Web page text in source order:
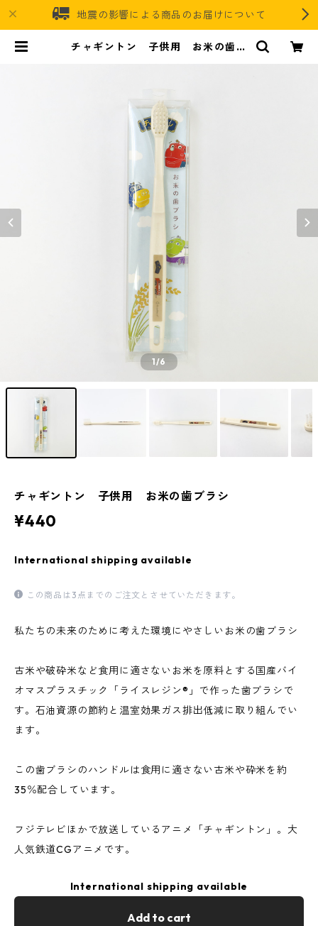
地震の影響による商品のお届けについて
チャギントン 子供用 お米の歯ブ
1/6
チャギントン 子供用 お米の歯ブラシ
¥440
International shipping available
この商品は3点までのご注文とさせていただきます。
私たちの未来のために考えた環境にやさしいお米の歯ブラシ
古米や破砕米など食用に適さないお米を原料とする国産バイ
オマスプラスチック「ライスレジン®」で作った歯ブラシで
す。石油資源の節約と温室効果ガス排出低減に取り組んでい
ます。
この歯ブラシのハンドルは食用に適さない古米や砕米を約
35％配合しています。
フジテレビほかで放送しているアニメ「チャギントン」。大
人気鉄道CGアニメです。
International shipping available
Add to cart